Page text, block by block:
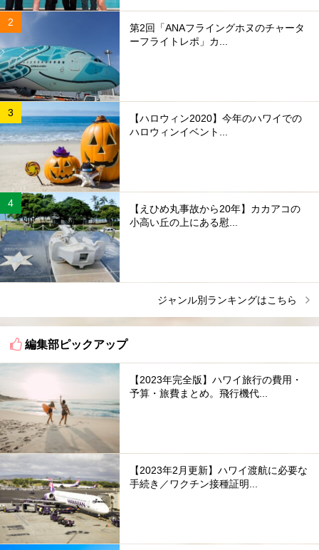
第2回「ANAフライングホヌのチャータ
ーフライトレポ」カ...
【ハロウィン2020】今年のハワイでの
ハロウィンイベント...
【えひめ丸事故から20年】カカアコの
小高い丘の上にある慰...
ジャンル別ランキングはこちら
編集部ピックアップ
【2023年完全版】ハワイ旅行の費用・
予算・旅費まとめ。飛行機代...
【2023年2月更新】ハワイ渡航に必要な
手続き／ワクチン接種証明...